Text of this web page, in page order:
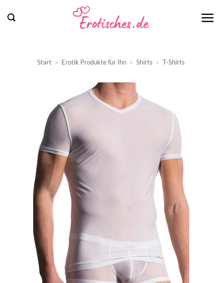
Inhalt
Start » Erotik Produkte für Ihn » Shirts » T-Shirts